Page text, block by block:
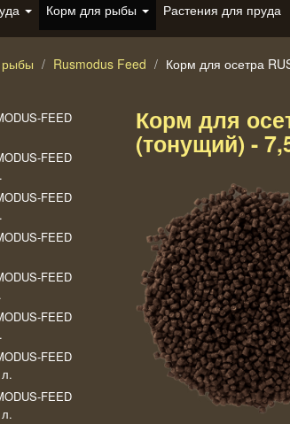
Корм для рыбы Растения для пруда
Rusmodus Feed Корм для осетра
FEED
FEED
FEED
FEED
FEED
FEED
FEED
FEED
Корм для
(тонущий) -